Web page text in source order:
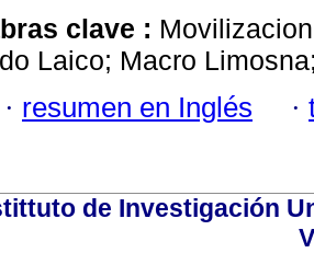
clave :
Laico; Macro
· resumen en Inglés ·
de Investigación